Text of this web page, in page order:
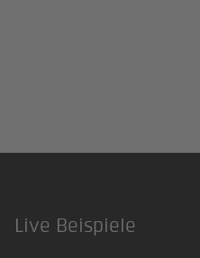
Footer
Live Beispiele